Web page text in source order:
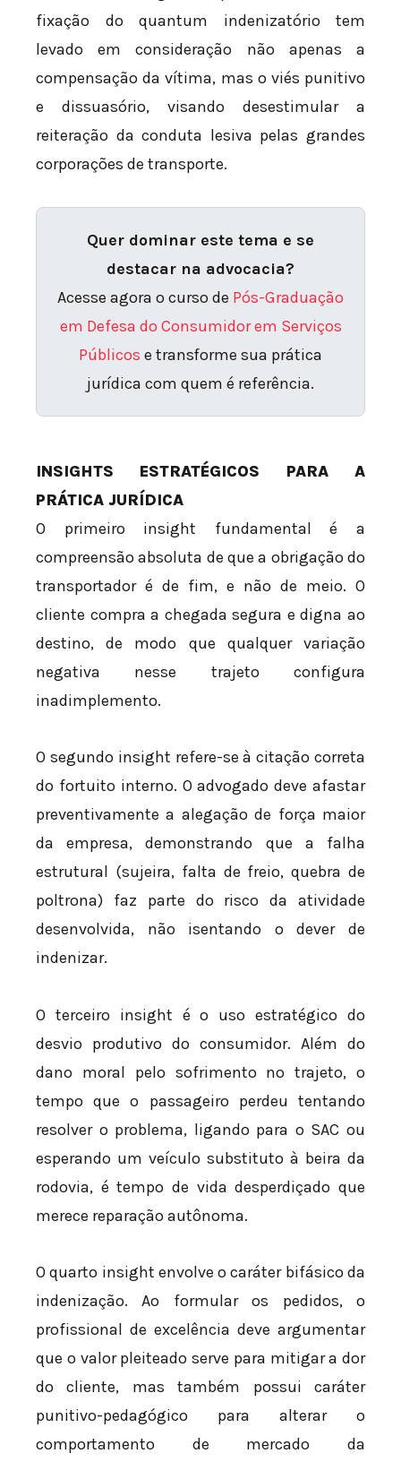
fixação do quantum indenizatório tem
levado em consideração não apenas a
compensação da vítima, mas o viés punitivo
e dissuasório, visando desestimular a
reiteração da conduta lesiva pelas grandes
corporações de transporte.
Quer dominar este tema e se
destacar na advocacia?
Acesse agora o curso de Pós-Graduação
em Defesa do Consumidor em Serviços
Públicos e transforme sua prática
jurídica com quem é referência.
INSIGHTS ESTRATÉGICOS PARA A
PRÁTICA JURÍDICA
O primeiro insight fundamental é a
compreensão absoluta de que a obrigação do
transportador é de fim, e não de meio. O
cliente compra a chegada segura e digna ao
destino, de modo que qualquer variação
negativa nesse trajeto configura
inadimplemento.
O segundo insight refere-se à citação correta
do fortuito interno. O advogado deve afastar
preventivamente a alegação de força maior
da empresa, demonstrando que a falha
estrutural (sujeira, falta de freio, quebra de
poltrona) faz parte do risco da atividade
desenvolvida, não isentando o dever de
indenizar.
O terceiro insight é o uso estratégico do
desvio produtivo do consumidor. Além do
dano moral pelo sofrimento no trajeto, o
tempo que o passageiro perdeu tentando
resolver o problema, ligando para o SAC ou
esperando um veículo substituto à beira da
rodovia, é tempo de vida desperdiçado que
merece reparação autônoma.
O quarto insight envolve o caráter bifásico da
indenização. Ao formular os pedidos, o
profissional de excelência deve argumentar
que o valor pleiteado serve para mitigar a dor
do cliente, mas também possui caráter
punitivo-pedagógico para alterar o
comportamento de mercado da